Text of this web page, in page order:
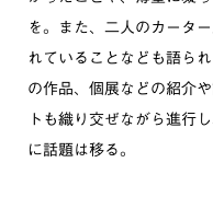
を。また、二人のカータ
れていることなども語ら
の作品、個展などの紹介
トも織り交ぜながら進行
に話題は移る。